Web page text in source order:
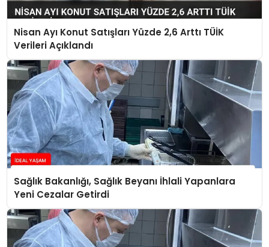
Nisan Ayı Konut Satışları Yüzde 2,6 Arttı TÜİK
Verileri Açıklandı
Sağlık Bakanlığı, Sağlık Beyanı İhlali Yapanlara
Yeni Cezalar Getirdi